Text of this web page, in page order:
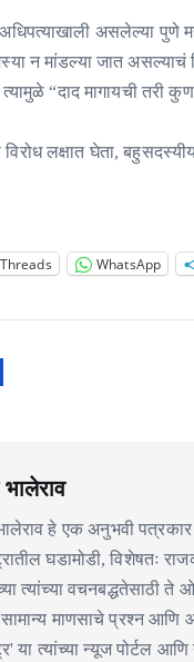
अधिपत्याखाली असलेल्या
न मांडल्या जात
“दाद मागायची तरी
लक्षात घेता,
Threads WhatsApp
हे एक अनुभवी
घडामोडी, विशेषतः
त्यांच्या वचनबद्धतेसाठी ते
माणसाचे प्रश्न आणि
या त्यांच्या न्यूज पोर्टल